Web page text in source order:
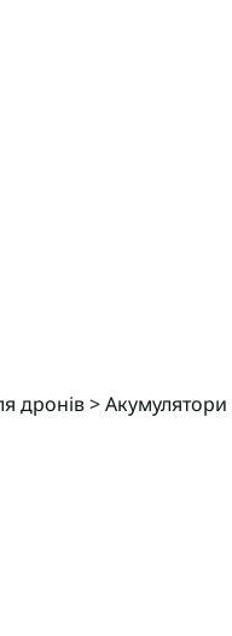
дронів > Акумулятори